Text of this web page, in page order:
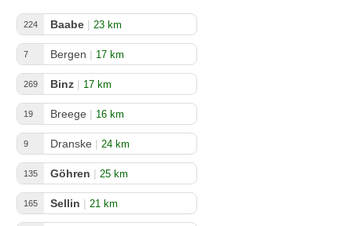
224 Baabe | 23 km
7 Bergen | 17 km
269 Binz | 17 km
19 Breege | 16 km
9 Dranske | 24 km
135 Göhren | 25 km
165 Sellin | 21 km